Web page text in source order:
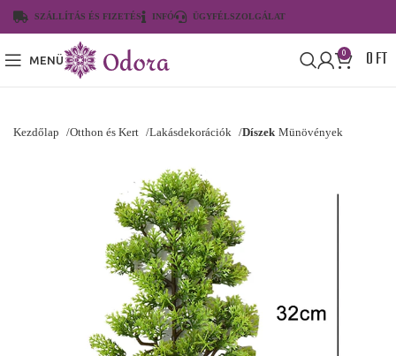
SZÁLLÍTÁS ÉS FIZETÉS INFÓ ÜGYFÉLSZOLGÁLAT
MENÜ
0 0FT
Kezdőlap Otthon és Kert Lakásdekorációk Díszek Münövények